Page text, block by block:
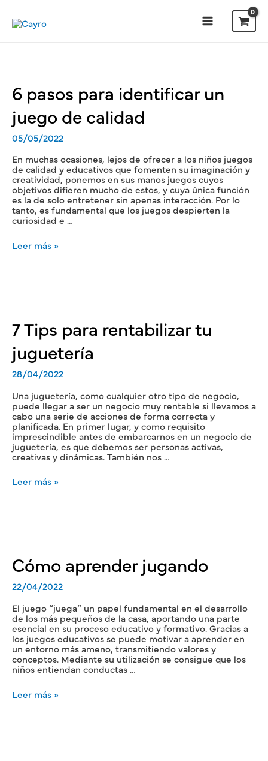
6 pasos para identificar un
juego de calidad
05/05/2022
En muchas ocasiones, lejos de ofrecer a los niños juegos
de calidad y educativos que fomenten su imaginación y
creatividad, ponemos en sus manos juegos cuyos
objetivos difieren mucho de estos, y cuya única función
es la de solo entretener sin apenas interacción. Por lo
tanto, es fundamental que los juegos despierten la
curiosidad e …
Leer más »
7 Tips para rentabilizar tu
juguetería
28/04/2022
Una juguetería, como cualquier otro tipo de negocio,
puede llegar a ser un negocio muy rentable si llevamos a
cabo una serie de acciones de forma correcta y
planificada. En primer lugar, y como requisito
imprescindible antes de embarcarnos en un negocio de
juguetería, es que debemos ser personas activas,
creativas y dinámicas. También nos …
Leer más »
Cómo aprender jugando
22/04/2022
El juego “juega” un papel fundamental en el desarrollo
de los más pequeños de la casa, aportando una parte
esencial en su proceso educativo y formativo. Gracias a
los juegos educativos se puede motivar a aprender en
un entorno más ameno, transmitiendo valores y
conceptos. Mediante su utilización se consigue que los
niños entiendan conductas …
Leer más »